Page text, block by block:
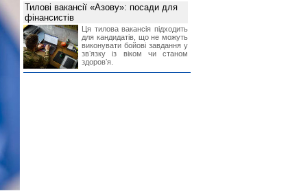
Тилові вакансії «Азову»: посади для
фінансистів
Ця тилова вакансія підходить
для кандидатів, що не можуть
виконувати бойові завдання у
звʼязку із віком чи станом
здоровʼя.